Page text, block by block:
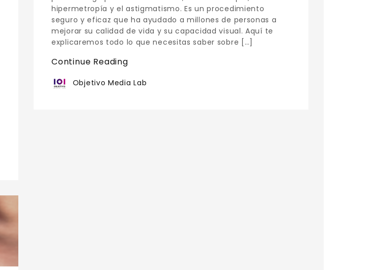
hipermetropía y el astigmatismo. Es un procedimiento
seguro y eficaz que ha ayudado a millones de personas a
mejorar su calidad de vida y su capacidad visual. Aquí te
explicaremos todo lo que necesitas saber sobre […]
Continue Reading
Objetivo Media Lab